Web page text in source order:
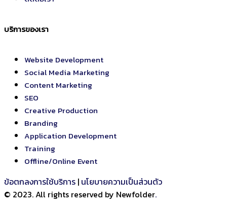
บริการของเรา
Website Development
Social Media Marketing
Content Marketing
SEO
Creative Production
Branding
Application Development
Training
Offline/Online Event
ข้อตกลงการใช้บริการ | นโยบายความเป็นส่วนตัว
© 2023. All rights reserved by Newfolder.